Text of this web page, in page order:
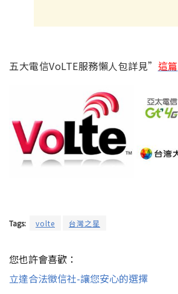
五大電信VoLTE服務懶人包詳見” 這篇
Tags: volte 台灣之星
您也許會喜歡：
立達合法徵信社-讓您安心的選擇